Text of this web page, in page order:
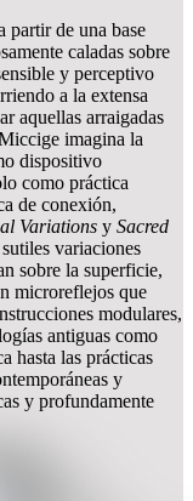
partir de una base
caladas sobre
y perceptivo
a la extensa
aquellas arraigadas
imagina la
dispositivo
como práctica
de conexión,
Variations y Sacred
variaciones
sobre la superficie,
microreflejos que
modulares,
antiguas como
hasta las prácticas
y
y profundamente